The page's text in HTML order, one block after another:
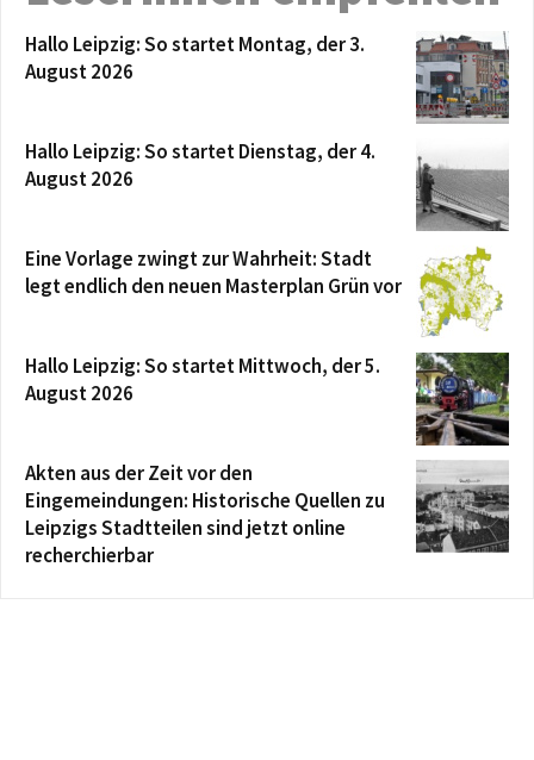
Hallo Leipzig: So startet Montag, der 3.
August 2026
Hallo Leipzig: So startet Dienstag, der 4.
August 2026
Eine Vorlage zwingt zur Wahrheit: Stadt
legt endlich den neuen Masterplan Grün vor
Hallo Leipzig: So startet Mittwoch, der 5.
August 2026
Akten aus der Zeit vor den
Eingemeindungen: Historische Quellen zu
Leipzigs Stadtteilen sind jetzt online
recherchierbar